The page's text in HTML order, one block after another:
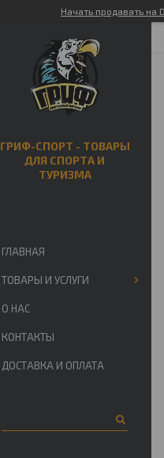
Начать продавать на
ГРИФ-СПОРТ - ТОВАРЫ
ДЛЯ СПОРТА И
ТУРИЗМА
ГЛАВНАЯ
ТОВАРЫ И УСЛУГИ
О НАС
КОНТАКТЫ
ДОСТАВКА И ОПЛАТА